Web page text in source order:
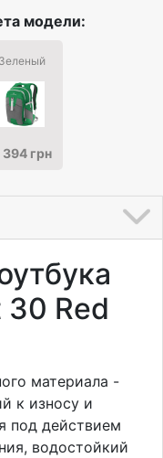
модели:
Зеленый
394 грн
30 Red
материала -
к износу и
под действием
водостойкий